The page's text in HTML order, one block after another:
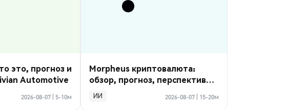
это, прогноз и
Automotive
2026-08-07 5-10м
Morpheus криптовалюта:
обзор, прогноз, перспективы
2026
ИИ 2026-08-07 15-20м